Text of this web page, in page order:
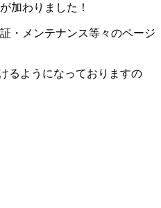
加わりました！
・メンテナンス等々のページ
るようになっておりますの